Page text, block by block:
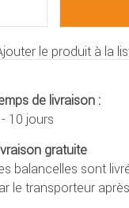
le produit à la
de livraison :
10 jours
gratuite
balancelles sont
le transporteur